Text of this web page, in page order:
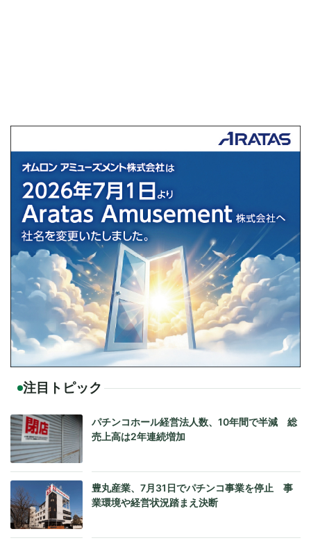
注目トピック
パチンコホール経営法人数、10年間で半減 総
売上高は2年連続増加
豊丸産業、7月31日でパチンコ事業を停止 事
業環境や経営状況踏まえ決断